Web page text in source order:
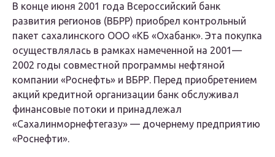
В конце июня 2001 года Всероссийский банк
развития регионов (ВБРР) приобрел контрольный
пакет сахалинского ООО «КБ «Охабанк». Эта покупка
осуществлялась в рамках намеченной на 2001—
2002 годы совместной программы нефтяной
компании «Роснефть» и ВБРР. Перед приобретением
акций кредитной организации банк обслуживал
финансовые потоки и принадлежал
«Сахалинморнефтегазу» — дочернему предприятию
«Роснефти».